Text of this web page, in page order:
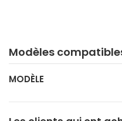
Modèles
MODÈLE